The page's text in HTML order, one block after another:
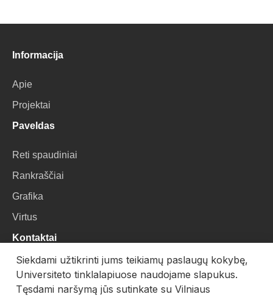
Informacija
Apie
Projektai
Paveldas
Reti spaudiniai
Rankraščiai
Grafika
Virtus
Kontaktai
VU Biblioteka
Universiteto g. 3, LT-01122, Vilnius
Siekdami užtikrinti jums teikiamų paslaugų kokybę,
Universiteto tinklalapiuose naudojame slapukus.
Tęsdami naršymą jūs sutinkate su Vilniaus